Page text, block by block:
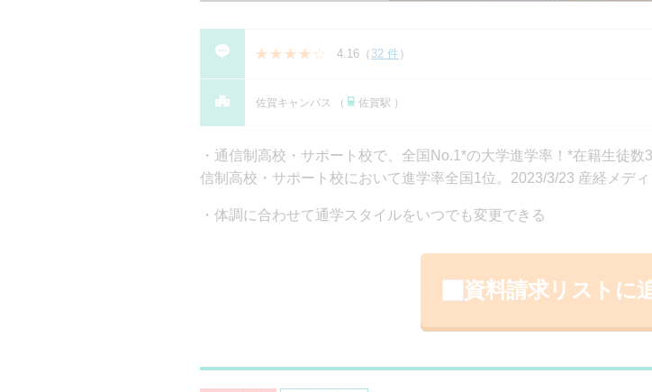
4.16 （ 32 件）
佐賀キャンパス （ 佐賀駅 ）
通信制高校・サポート校で、全国No.1*の大学進学率！*在籍⽣徒数
信制⾼校・サポート校において進学率全国1位。2023/3/23 産経メデ
体調に合わせて通学スタイルをいつでも変更できる
資料請求リストに